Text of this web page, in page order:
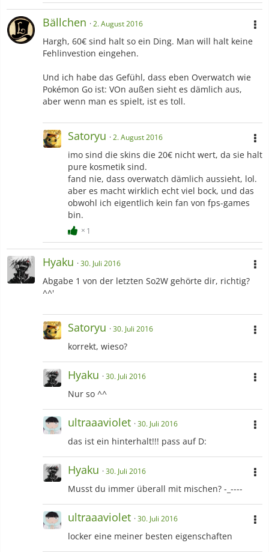
Bällchen 2. August 2016
Hargh, 60€ sind halt so ein Ding. Man will halt keine
Fehlinvestion eingehen.
Und ich habe das Gefühl, dass eben Overwatch wie
Pokémon Go ist: VOn außen sieht es dämlich aus,
aber wenn man es spielt, ist es toll.
Satoryu 2. August 2016
imo sind die skins die 20€ nicht wert, da sie halt
pure kosmetik sind.
fand nie, dass overwatch dämlich aussieht, lol.
aber es macht wirklich echt viel bock, und das
obwohl ich eigentlich kein fan von fps-games
bin.
1
Hyaku 30. Juli 2016
Abgabe 1 von der letzten So2W gehörte dir, richtig?
^^'
Satoryu 30. Juli 2016
korrekt, wieso?
Hyaku 30. Juli 2016
Nur so ^^
ultraaaviolet 30. Juli 2016
das ist ein hinterhalt!!! pass auf D:
Hyaku 30. Juli 2016
Musst du immer überall mit mischen? -_----
ultraaaviolet 30. Juli 2016
locker eine meiner besten eigenschaften